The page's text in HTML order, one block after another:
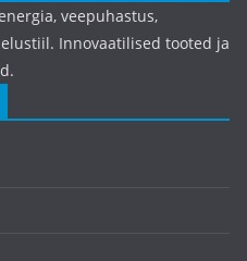
veepuhastus,
Innovaatilised tooted ja